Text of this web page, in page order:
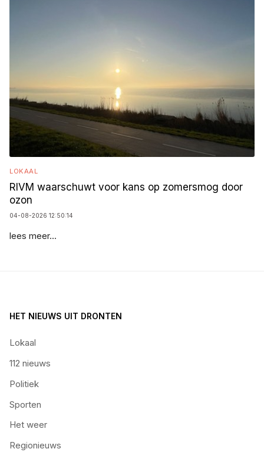
LOKAAL
RIVM waarschuwt voor kans op zomersmog door
ozon
04-08-2026 12:50:14
lees meer...
HET NIEUWS UIT DRONTEN
Lokaal
112 nieuws
Politiek
Sporten
Het weer
Regionieuws